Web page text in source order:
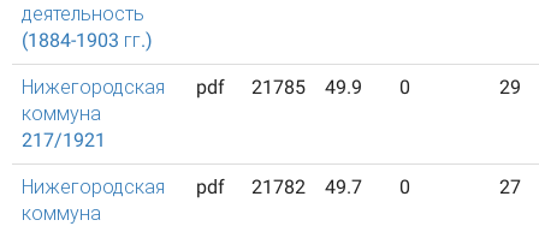
деятельность
(1884-1903 гг.)
Нижегородская
коммуна
217/1921
pdf 21785 49.9 0 29
Нижегородская
коммуна
pdf 21782 49.7 0 27